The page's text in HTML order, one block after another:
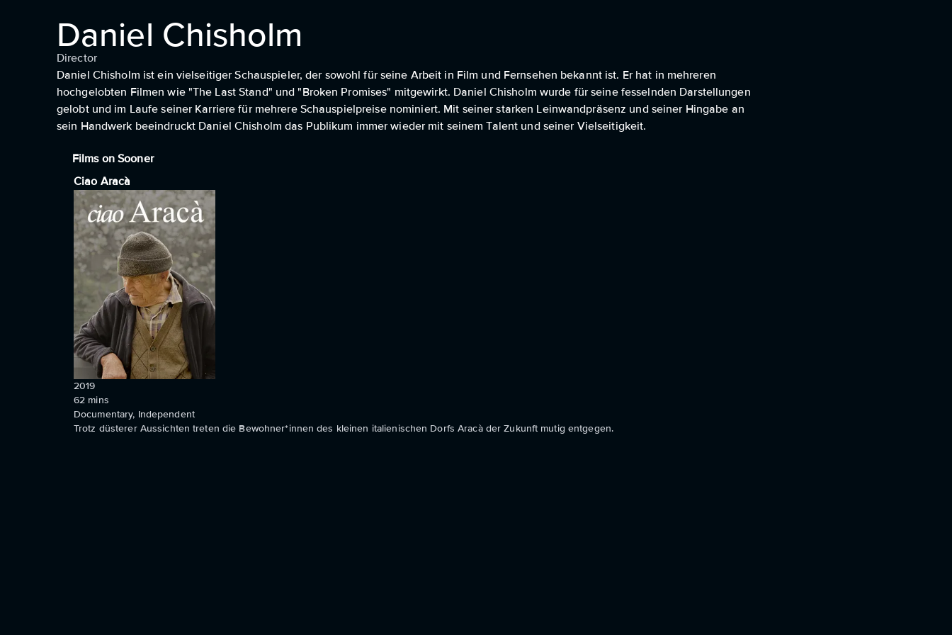
Daniel Chisholm
Director
Daniel Chisholm ist ein vielseitiger Schauspieler, der sowohl für seine Arbeit in Film und Fernsehen bekannt ist. Er hat in mehreren
hochgelobten Filmen wie "The Last Stand" und "Broken Promises" mitgewirkt. Daniel Chisholm wurde für seine fesselnden Darstellungen
gelobt und im Laufe seiner Karriere für mehrere Schauspielpreise nominiert. Mit seiner starken Leinwandpräsenz und seiner Hingabe an
sein Handwerk beeindruckt Daniel Chisholm das Publikum immer wieder mit seinem Talent und seiner Vielseitigkeit.
Films on Sooner
Ciao Aracà
2019
62 mins
Documentary, Independent
Trotz düsterer Aussichten treten die Bewohner*innen des kleinen italienischen Dorfs Aracà der Zukunft mutig entgegen.